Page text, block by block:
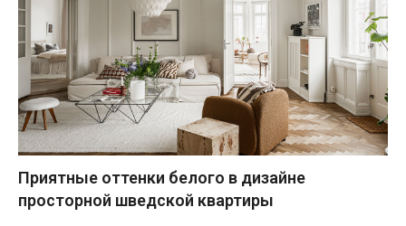
Приятные оттенки белого в дизайне
просторной шведской квартиры